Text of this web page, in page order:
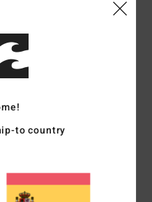
color
poliéster reciclado y 40%
to country